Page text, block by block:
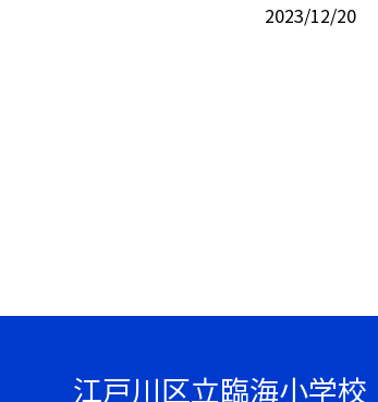
2023/12/20
江戸川区立臨海小学校